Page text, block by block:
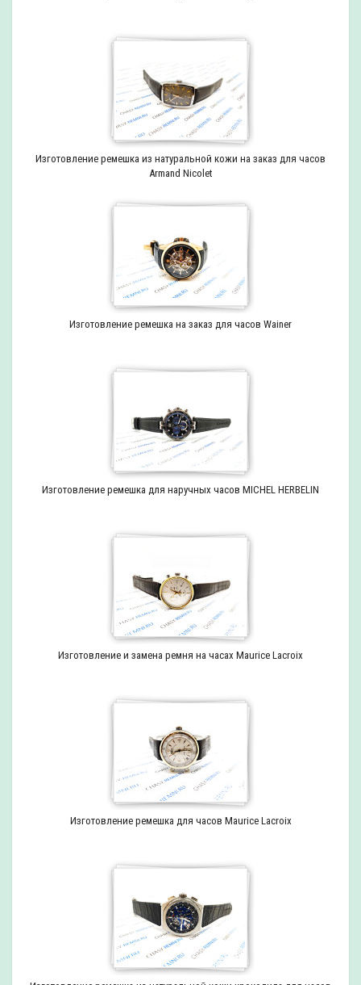
Изготовление ремешка из натуральной кожи на заказ для часов
Armand Nicolet
Изготовление ремешка на заказ для часов Wainer
Изготовление ремешка для наручных часов MICHEL HERBELIN
Изготовление и замена ремня на часах Maurice Lacroix
Изготовление ремешка для часов Maurice Lacroix